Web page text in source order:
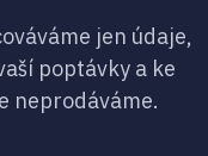
jen údaje,
poptávky a ke
neprodáváme.